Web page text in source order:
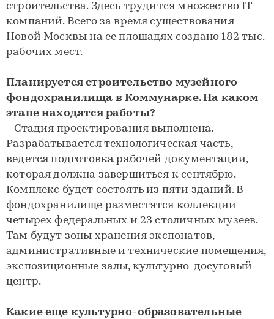
строительства. Здесь трудится множество IT-
компаний. Всего за время существования
Новой Москвы на ее площадях создано 182 тыс.
рабочих мест.
Планируется строительство музейного
фондохранилища в Коммунарке. На каком
этапе находятся работы?
– Стадия проектирования выполнена.
Разрабатывается технологическая часть,
ведется подготовка рабочей документации,
которая должна завершиться к сентябрю.
Комплекс будет состоять из пяти зданий. В
фондохранилище разместятся коллекции
четырех федеральных и 23 столичных музеев.
Там будут зоны хранения экспонатов,
административные и технические помещения,
экспозиционные залы, культурно-досуговый
центр.
Какие еще культурно-образовательные